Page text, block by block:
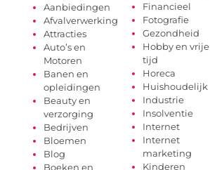
Aanbiedingen
Afvalverwerking
Attracties
Auto’s en
Motoren
Banen en
opleidingen
Beauty en
verzorging
Bedrijven
Bloemen
Blog
Boeken en
Financieel
Fotografie
Gezondheid
Hobby en vrije
tijd
Horeca
Huishoudelijk
Industrie
Insolventie
Internet
Internet
marketing
Kinderen